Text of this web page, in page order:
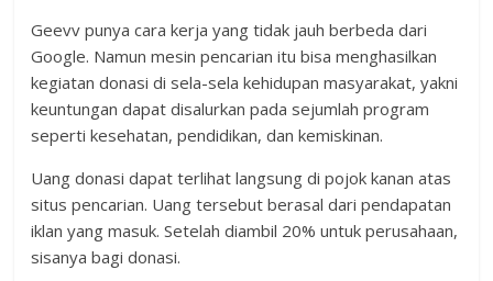
Geevv punya cara kerja yang tidak jauh berbeda dari
Google. Namun mesin pencarian itu bisa menghasilkan
kegiatan donasi di sela-sela kehidupan masyarakat, yakni
keuntungan dapat disalurkan pada sejumlah program
seperti kesehatan, pendidikan, dan kemiskinan.
Uang donasi dapat terlihat langsung di pojok kanan atas
situs pencarian. Uang tersebut berasal dari pendapatan
iklan yang masuk. Setelah diambil 20% untuk perusahaan,
sisanya bagi donasi.